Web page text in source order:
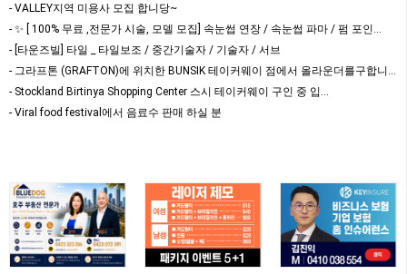
- VALLEY지역 미용사 모집 합니당~
- ✨ [ 100% 무료 ,전문가 시술, 모델 모집] 속눈썹 연장 / 속눈썹 파마 / 펌 포인…
- [타운즈빌] 타일 _ 타일보조 / 중간기술자 / 기술자 / 서브
- Stockland Birtinya Shopping Center 스시 테이커웨이 구인 중 입…
- Viral food festival에서 음료수 판매 하실 분